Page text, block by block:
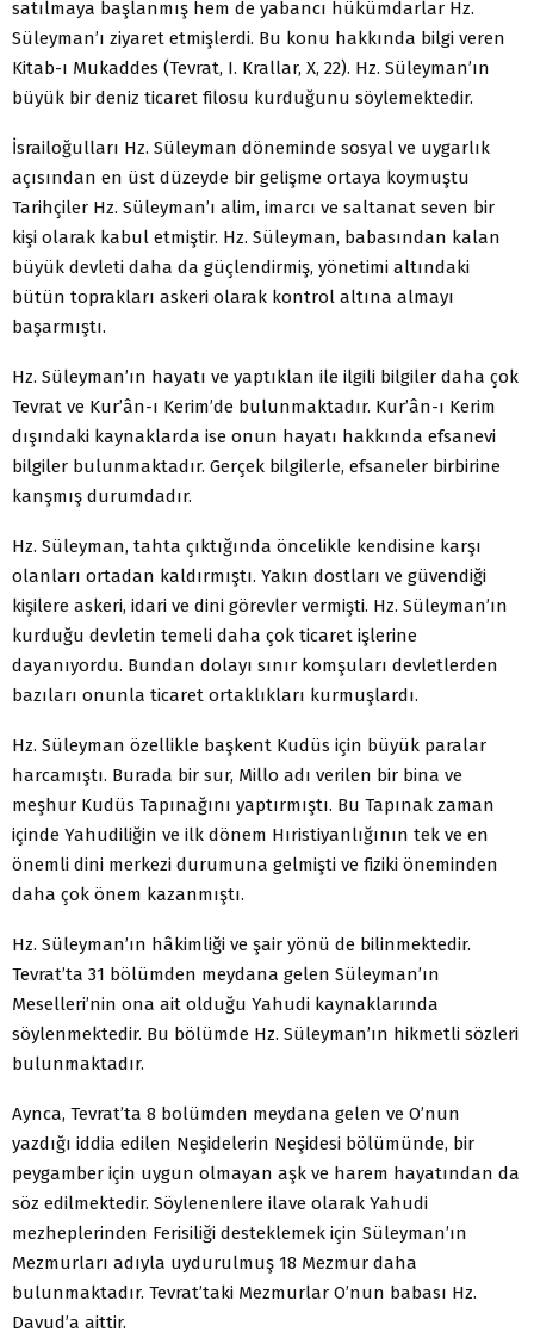
satılmaya başlanmış hem de yabancı hükümdarlar Hz.
Süleyman’ı ziyaret etmişlerdi. Bu konu hakkında bilgi veren
Kitab-ı Mukaddes (Tevrat, I. Krallar, X, 22). Hz. Süleyman’ın
büyük bir deniz ticaret filosu kurduğunu söylemektedir.
İsrailoğulları Hz. Süleyman döneminde sosyal ve uygarlık
açısından en üst düzeyde bir gelişme ortaya koymuştu
Tarihçiler Hz. Süleyman’ı alim, imarcı ve saltanat seven bir
kişi olarak kabul etmiştir. Hz. Süleyman, babasından kalan
büyük devleti daha da güçlendirmiş, yönetimi altındaki
bütün toprakları askeri olarak kontrol altına almayı
başarmıştı.
Hz. Süleyman’ın hayatı ve yaptıklan ile ilgili bilgiler daha çok
Tevrat ve Kur’ân-ı Kerim’de bulunmaktadır. Kur’ân-ı Kerim
dışındaki kaynaklarda ise onun hayatı hakkında efsanevi
bilgiler bulunmaktadır. Gerçek bilgilerle, efsaneler birbirine
kanşmış durumdadır.
Hz. Süleyman, tahta çıktığında öncelikle kendisine karşı
olanları ortadan kaldırmıştı. Yakın dostları ve güvendiği
kişilere askeri, idari ve dini görevler vermişti. Hz. Süleyman’ın
kurduğu devletin temeli daha çok ticaret işlerine
dayanıyordu. Bundan dolayı sınır komşuları devletlerden
bazıları onunla ticaret ortaklıkları kurmuşlardı.
Hz. Süleyman özellikle başkent Kudüs için büyük paralar
harcamıştı. Burada bir sur, Millo adı verilen bir bina ve
meşhur Kudüs Tapınağını yaptırmıştı. Bu Tapınak zaman
içinde Yahudiliğin ve ilk dönem Hıristiyanlığının tek ve en
önemli dini merkezi durumuna gelmişti ve fiziki öneminden
daha çok önem kazanmıştı.
Hz. Süleyman’ın hâkimliği ve şair yönü de bilinmektedir.
Tevrat’ta 31 bölümden meydana gelen Süleyman’ın
Meselleri’nin ona ait olduğu Yahudi kaynaklarında
söylenmektedir. Bu bölümde Hz. Süleyman’ın hikmetli sözleri
bulunmaktadır.
Aynca, Tevrat’ta 8 bolümden meydana gelen ve O’nun
yazdığı iddia edilen Neşidelerin Neşidesi bölümünde, bir
peygamber için uygun olmayan aşk ve harem hayatından da
söz edilmektedir. Söylenenlere ilave olarak Yahudi
mezheplerinden Ferisiliği desteklemek için Süleyman’ın
Mezmurları adıyla uydurulmuş 18 Mezmur daha
bulunmaktadır. Tevrat’taki Mezmurlar O’nun babası Hz.
Davud’a aittir.